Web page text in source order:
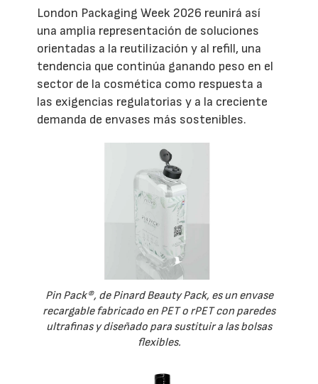
London Packaging Week 2026 reunirá así
una amplia representación de soluciones
orientadas a la reutilización y al refill, una
tendencia que continúa ganando peso en el
sector de la cosmética como respuesta a
las exigencias regulatorias y a la creciente
demanda de envases más sostenibles.
Pin Pack®, de Pinard Beauty Pack, es un envase
recargable fabricado en PET o rPET con paredes
ultrafinas y diseñado para sustituir a las bolsas
flexibles.